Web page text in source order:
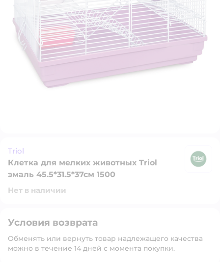
Triol
Клетка для мелких животных Triol
эмаль 45.5*31.5*37см 1500
Нет в наличии
Условия возврата
Обменять или вернуть товар надлежащего качества
можно в течение 14 дней с момента покупки.